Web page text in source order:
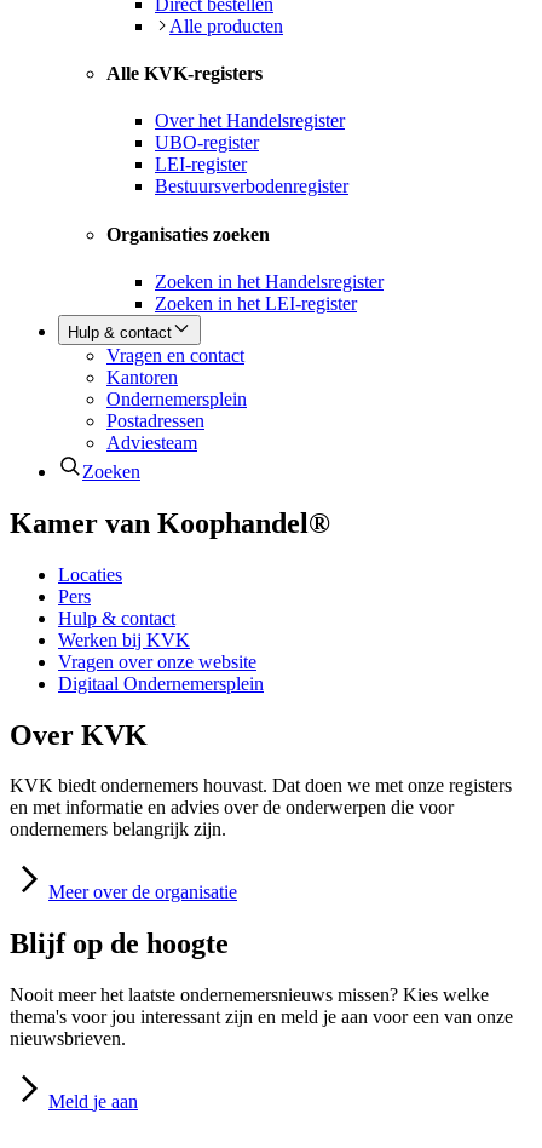
Alle producten
Alle KVK-registers
Over het Handelsregister
UBO-register
LEI-register
Bestuursverbodenregister
Organisaties zoeken
Zoeken in het Handelsregister
Zoeken in het LEI-register
Hulp & contact
Vragen en contact
Kantoren
Ondernemersplein
Postadressen
Adviesteam
Zoeken
Kamer van Koophandel®
Locaties
Pers
Hulp & contact
Werken bij KVK
Vragen over onze website
Digitaal Ondernemersplein
Over KVK
KVK biedt ondernemers houvast. Dat doen we met onze registers
en met informatie en advies over de onderwerpen die voor
ondernemers belangrijk zijn.
Meer over de organisatie
Blijf op de hoogte
Nooit meer het laatste ondernemersnieuws missen? Kies welke
thema's voor jou interessant zijn en meld je aan voor een van onze
nieuwsbrieven.
Meld je aan